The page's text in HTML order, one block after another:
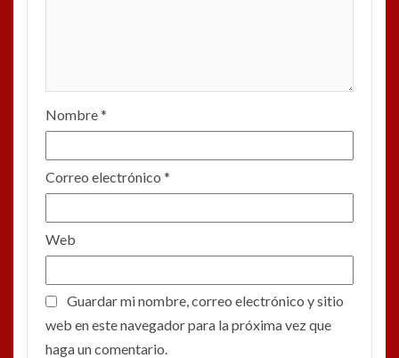
Nombre*
Correo electrónico *
Web
Guardar mi nombre, correo electrónico y sitio
web en este navegador para la próxima vez que
haga un comentario.